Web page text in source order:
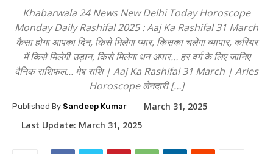
Khabarwala 24 News New Delhi Today Horoscope
Monday Daily Rashifal 2025 : Aaj Ka Rashifal 31 March
कैसा होगा आपका दिन, किसे मिलेगा प्यार, किसका चलेगा व्यापार, करियर
में किसे मिलेगी उड़ान, किसे मिलेगा धन अपार… हर वर्ग के लिए जानिए
दैनिक राशिफल… मेष राशि | Aaj Ka Rashifal 31 March | Aries
Horoscope लेनदारी […]
Published By Sandeep Kumar
March 31, 2025
Last Update: March 31, 2025